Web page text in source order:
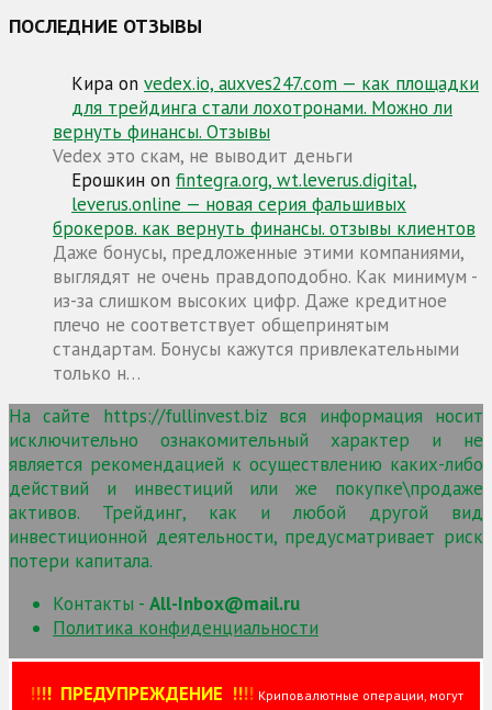
ПОСЛЕДНИЕ ОТЗЫВЫ
Кира on vedex.io, auxves247.com — как площадки
для трейдинга стали лохотронами. Можно ли
вернуть финансы. Отзывы
Vedex это скам, не выводит деньги
Ерошкин on fintegra.org, wt.leverus.digital,
leverus.online — новая серия фальшивых
брокеров. как вернуть финансы. отзывы клиентов
Даже бонусы, предложенные этими компаниями,
выглядят не очень правдоподобно. Как минимум -
из-за слишком высоких цифр. Даже кредитное
плечо не соответствует общепринятым
стандартам. Бонусы кажутся привлекательными
только н…
На сайте https://fullinvest.biz вся информация носит
исключительно ознакомительный характер и не
является рекомендацией к осуществлению каких-либо
действий и инвестиций или же покупке\продаже
активов. Трейдинг, как и любой другой вид
инвестиционной деятельности, предусматривает риск
потери капитала.
Контакты - All-Inbox@mail.ru
Политика конфиденциальности
!!!!ПРЕДУПРЕЖДЕНИЕ !!!! Криповалютные операции, могут